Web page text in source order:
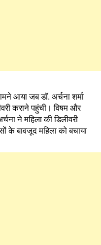
आया जब डॉ. अर्चना शर्मा
कराने पहुंची। विषम और
ने महिला की डिलीवरी
के बावजूद महिला को बचाया